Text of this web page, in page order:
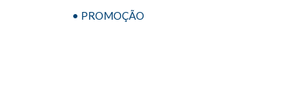
• PROMOÇÃO